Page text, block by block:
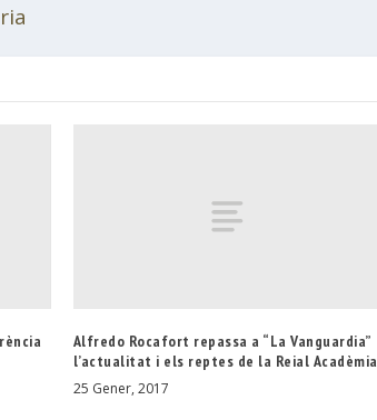
Alfredo Rocafort repassa a “La Vanguardia”
l’actualitat i els reptes de la Reial Acadèmia
25 Gener, 2017